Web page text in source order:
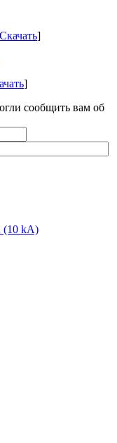
Скачать]
]
сообщить вам об
(10 kA)